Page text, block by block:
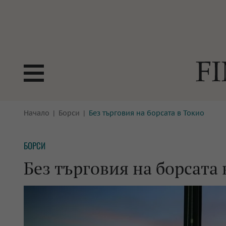
БОРСИ
КРИПТО
БАНКИ
ПАРИТЕ
ИМОТИ
Начало Борси Без търговия на борсата в Токио
БОРСИ
Без търговия на борсата